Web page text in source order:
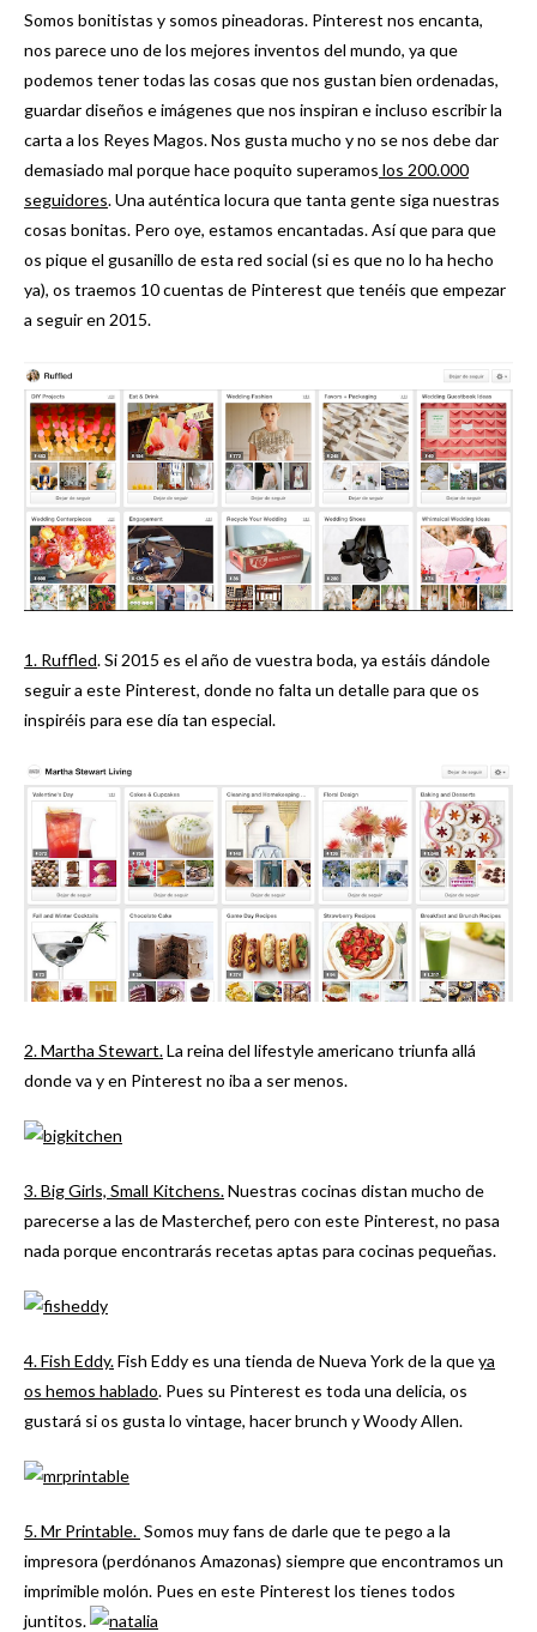
Somos bonitistas y somos pineadoras. Pinterest nos encanta,
nos parece uno de los mejores inventos del mundo, ya que
podemos tener todas las cosas que nos gustan bien ordenadas,
guardar diseños e imágenes que nos inspiran e incluso escribir la
carta a los Reyes Magos. Nos gusta mucho y no se nos debe dar
demasiado mal porque hace poquito superamos los 200.000
seguidores. Una auténtica locura que tanta gente siga nuestras
cosas bonitas. Pero oye, estamos encantadas. Así que para que
os pique el gusanillo de esta red social (si es que no lo ha hecho
ya), os traemos 10 cuentas de Pinterest que tenéis que empezar
a seguir en 2015.
1. Ruffled. Si 2015 es el año de vuestra boda, ya estáis dándole
seguir a este Pinterest, donde no falta un detalle para que os
inspiréis para ese día tan especial.
2. Martha Stewart.La reina del lifestyle americano triunfa allá
donde va y en Pinterest no iba a ser menos.
3. Big Girls, Small Kitchens.Nuestras cocinas distan mucho de
parecerse a las de Masterchef, pero con este Pinterest, no pasa
nada porque encontrarás recetas aptas para cocinas pequeñas.
4. Fish Eddy.Fish Eddy es una tienda de Nueva York de la queya
os hemos hablado. Pues su Pinterest es toda una delicia, os
gustará si os gusta lo vintage, hacer brunch y Woody Allen.
5. Mr Printable. Somos muy fans de darle que te pego a la
impresora (perdónanos Amazonas) siempre que encontramos un
imprimible molón. Pues en este Pinterest los tienes todos
juntitos.